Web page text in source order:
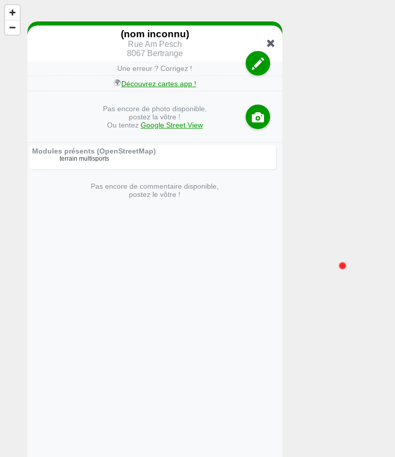
(nom inconnu)
Rue Am Pesch
8067 Bertrange
Une erreur ? Corrigez !
🌍Découvrez cartes.app !
Pas encore de photo disponible,
postez la vôtre !
Ou tentez Google Street View
Modules présents (OpenStreetMap)
terrain multisports
Pas encore de commentaire disponible,
postez le vôtre !